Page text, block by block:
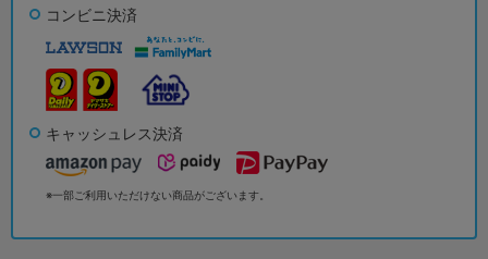
コンビニ決済
キャッシュレス決済
※一部ご利用いただけない商品がございます。